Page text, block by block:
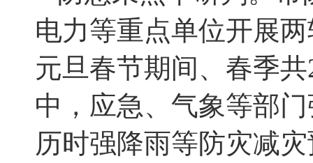
电力等重点单位开展
元旦春节期间、春季共
中，应急、气象等部
历时强降雨等防灾减